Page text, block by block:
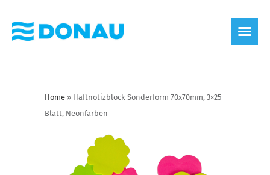
Home » Haftnotizblock Sonderform 70x70mm, 3×25
Blatt, Neonfarben